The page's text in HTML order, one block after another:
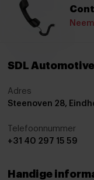
Airbag(s) hoofd
Airbag(s) knie
Airbag bestuurder
Airbag passagier
Alarm klasse
Anti Blokkeer
Anti doorSlip
SDL Automotive
Adres
Steenoven 28,
Telefoonnummer
+31 40 297 15 59
Handige